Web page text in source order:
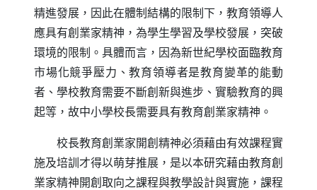
精進發展，因此在體制結構的限制下，教育領導人
應具有創業家精神，為學生學習及學校發展，突破
環境的限制。具體而言，因為新世紀學校面臨教育
市場化競爭壓力、教育領導者是教育變革的能動
者、學校教育需要不斷創新與進步、實驗教育的興
起等，故中小學校長需要具有教育創業家精神。
校長教育創業家開創精神必須藉由有效課程實
施及培訓才得以萌芽推展，是以本研究藉由教育創
業家精神開創取向之課程與教學設計與實施，課程